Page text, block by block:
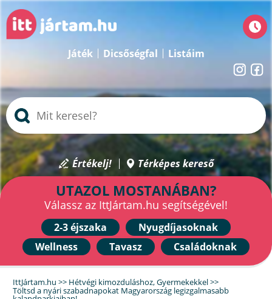
Játék Dicsőségfal Listáim
Értékelj! Térképes kereső
UTAZOL MOSTANÁBAN?
Válassz az IttJártam.hu segítségével!
2-3 éjszaka
Nyugdíjasoknak
Wellness
Tavasz Családoknak
IttJártam.hu >> Hétvégi kimozduláshoz,Gyermekekkel>>
Töltsd a nyári szabadnapokat Magyarország legizgalmasabb